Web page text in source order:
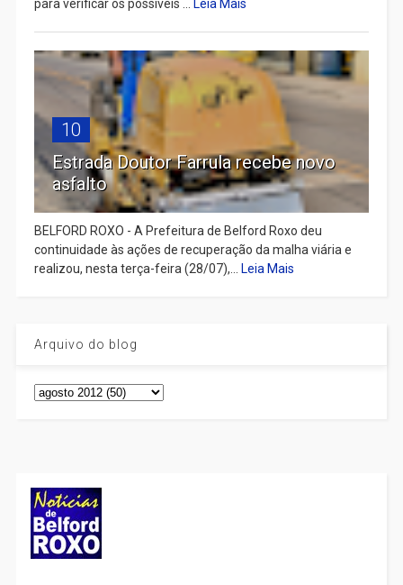
para verificar os possíveis ... Leia Mais
10
Estrada Doutor Farrula recebe novo
asfalto
BELFORD ROXO - A Prefeitura de Belford Roxo deu
continuidade às ações de recuperação da malha viária e
realizou, nesta terça-feira (28/07),... Leia Mais
Arquivo do blog